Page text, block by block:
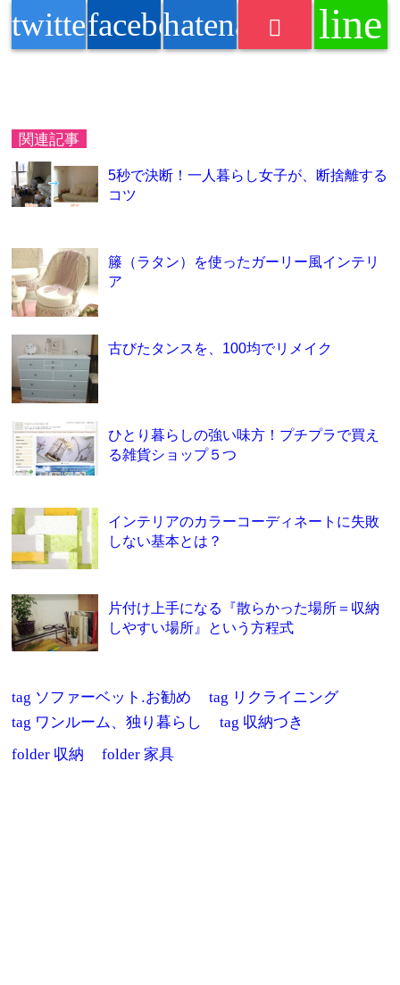
twitterfacebookhatenabookmark
line
関連記事
5秒で決断！一人暮らし女子が、断捨離する
コツ
籐（ラタン）を使ったガーリー風インテリ
ア
古びたタンスを、100均でリメイク
ひとり暮らしの強い味方！プチプラで買え
る雑貨ショップ５つ
インテリアのカラーコーディネートに失敗
しない基本とは？
片付け上手になる『散らかった場所＝収納
しやすい場所』という方程式
tag ソファーベット.お勧め tag リクライニング
tag ワンルーム、独り暮らし tag 収納つき
folder 収納 folder 家具